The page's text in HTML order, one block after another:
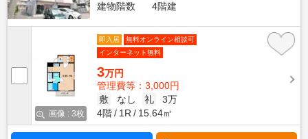
建物階数
4階建
画像 : 3枚
即入居
無料オンライン相談可
インターネット無料
3万円
管理費等：3,000円
敷
なし 礼
3万
4階
1R 15.64㎡